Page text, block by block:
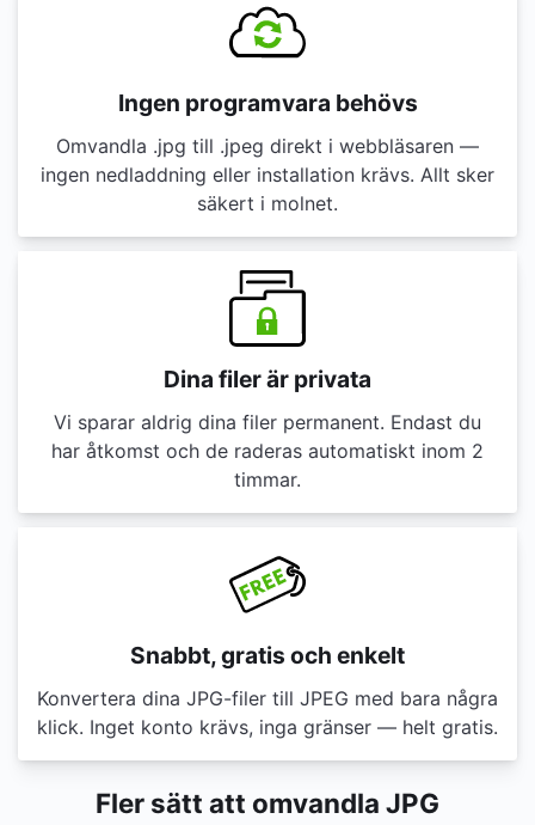
Ingen programvara behövs
Omvandla .jpg till .jpeg direkt i webbläsaren —
ingen nedladdning eller installation krävs. Allt sker
säkert i molnet.
Dina filer är privata
Vi sparar aldrig dina filer permanent. Endast du
har åtkomst och de raderas automatiskt inom 2
timmar.
Snabbt, gratis och enkelt
Konvertera dina JPG-filer till JPEG med bara några
klick. Inget konto krävs, inga gränser — helt gratis.
Fler sätt att omvandla JPG